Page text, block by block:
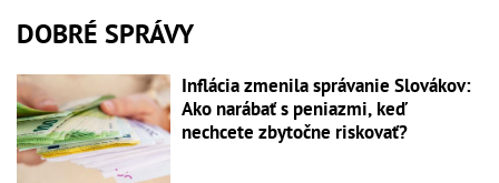
DOBRÉ SPRÁVY
Inflácia zmenila správanie Slovákov:
Ako narábať s peniazmi, keď
nechcete zbytočne riskovať?